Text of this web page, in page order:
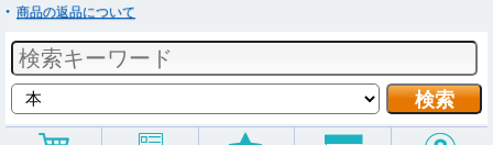
商品の返品について